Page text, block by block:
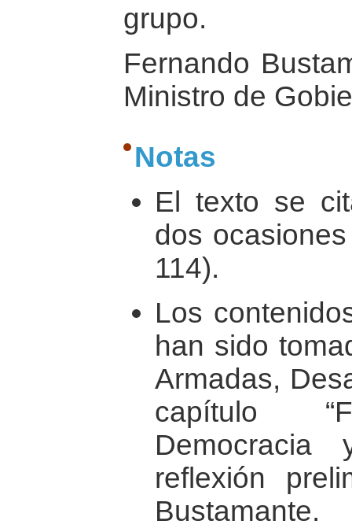
grupo.
Fernando
Ministro de
Notas
El texto se
dos
114).
Los
han sido
Armadas,
capítulo
Democracia
reflexión
Bustamante.